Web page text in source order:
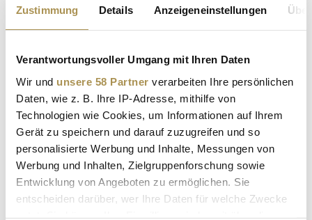
Zustimmung Details Anzeigeneinstellungen
Verantwortungsvoller Umgang mit Ihren Daten
Wir und unsere 58 Partner verarbeiten Ihre persönlichen
Daten, wie z. B. Ihre IP-Adresse, mithilfe von
Technologien wie Cookies, um Informationen auf Ihrem
Gerät zu speichern und darauf zuzugreifen und so
personalisierte Werbung und Inhalte, Messungen von
Werbung und Inhalten, Zielgruppenforschung sowie
Entwicklung von Angeboten zu ermöglichen. Sie
entscheiden darüber, wer Ihre Daten für welche Zwecke
Sollten Sie das Video nicht abspielen können, klicken Sie bittehier!
EVENTS | 31.05.2026